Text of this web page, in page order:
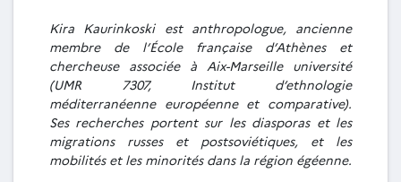
Kira Kaurinkoski est anthropologue, ancienne
membre de l’École française d’Athènes et
chercheuse associée à Aix-Marseille université
(UMR 7307, Institut d’ethnologie
méditerranéenne européenne et comparative).
Ses recherches portent sur les diasporas et les
migrations russes et postsoviétiques, et les
mobilités et les minorités dans la région égéenne.